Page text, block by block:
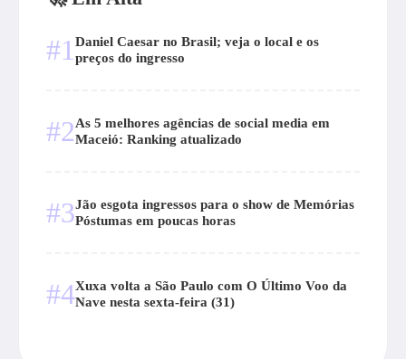
#1 Daniel Caesar no Brasil; veja o local e os
preços do ingresso
#2As 5 melhores agências de social media em
Maceió: Ranking atualizado
#3Jão esgota ingressos para o show de Memórias
Póstumas em poucas horas
#4Xuxa volta a São Paulo com O Último Voo da
Nave nesta sexta-feira (31)